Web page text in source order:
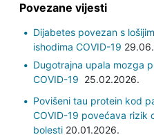
Povezane vijesti
Dijabetes povezan s
ishodima COVID-19
Dugotrajna upala mozga
COVID-19 25.02.2026.
Povišeni tau protein kod
COVID-19 povećava rizik
bolesti20.01.2026.